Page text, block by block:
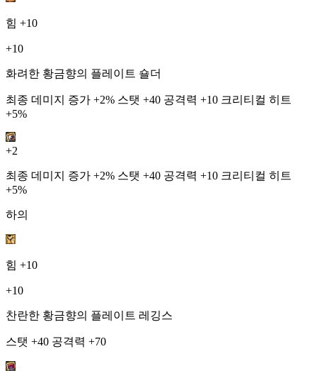
힘 +10
+10
화려한 황금향의 플레이트 숄더
최종 데미지 증가 +2% 스탯 +40 공격력 +10 크리티컬 히트
+5%
+2
최종 데미지 증가 +2% 스탯 +40 공격력 +10 크리티컬 히트
+5%
하의
힘 +10
+10
찬란한 황금향의 플레이트 레깅스
스탯 +40 공격력 +70